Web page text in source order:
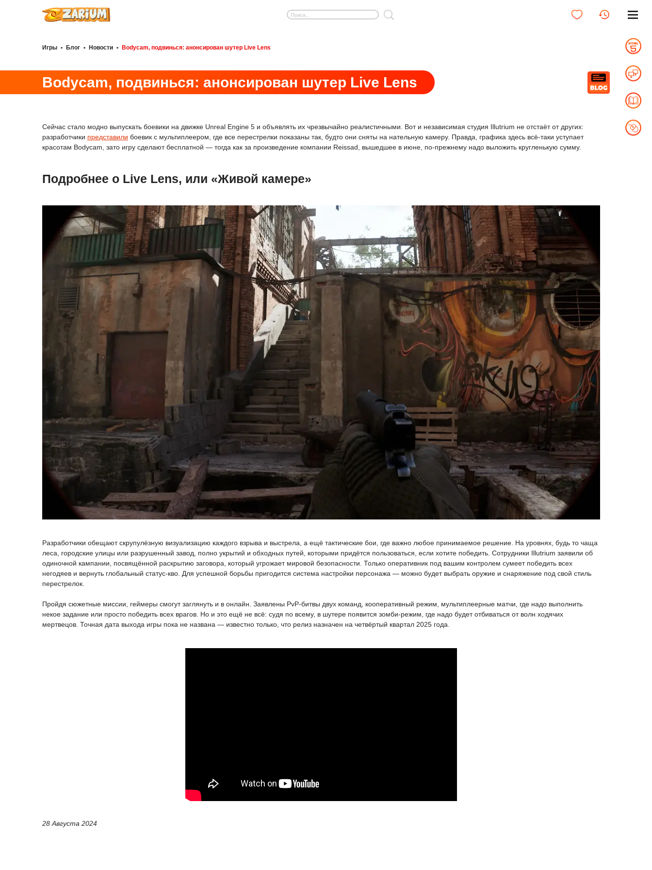
Игры • Блог • Новости • Bodycam, подвинься: анонсирован шутер Live Lens
Bodycam, подвинься: анонсирован шутер Live Lens
Сейчас стало модно выпускать боевики на движке Unreal Engine 5 и объявлять их чрезвычайно реалистичными. Вот и независимая студия Illutrium не отстаёт от других:
разработчики представили боевик с мультиплеером, где все перестрелки показаны так, будто они сняты на нательную камеру. Правда, графика здесь всё-таки уступает
красотам Bodycam, зато игру сделают бесплатной — тогда как за произведение компании Reissad, вышедшее в июне, по-прежнему надо выложить кругленькую сумму.
Подробнее о Live Lens, или «Живой камере»
Разработчики обещают скрупулёзную визуализацию каждого взрыва и выстрела, а ещё тактические бои, где важно любое принимаемое решение. На уровнях, будь то чаща
леса, городские улицы или разрушенный завод, полно укрытий и обходных путей, которыми придётся пользоваться, если хотите победить. Сотрудники Illutrium заявили об
одиночной кампании, посвящённой раскрытию заговора, который угрожает мировой безопасности. Только оперативник под вашим контролем сумеет победить всех
негодяев и вернуть глобальный статус-кво. Для успешной борьбы пригодится система настройки персонажа — можно будет выбрать оружие и снаряжение под свой стиль
перестрелок.
Пройдя сюжетные миссии, геймеры смогут заглянуть и в онлайн. Заявлены PvP-битвы двух команд, кооперативный режим, мультиплеерные матчи, где надо выполнить
некое задание или просто победить всех врагов. Но и это ещё не всё: судя по всему, в шутере появится зомби-режим, где надо будет отбиваться от волн ходячих
мертвецов. Точная дата выхода игры пока не названа — известно только, что релиз назначен на четвёртый квартал 2025 года.
28 Августа 2024